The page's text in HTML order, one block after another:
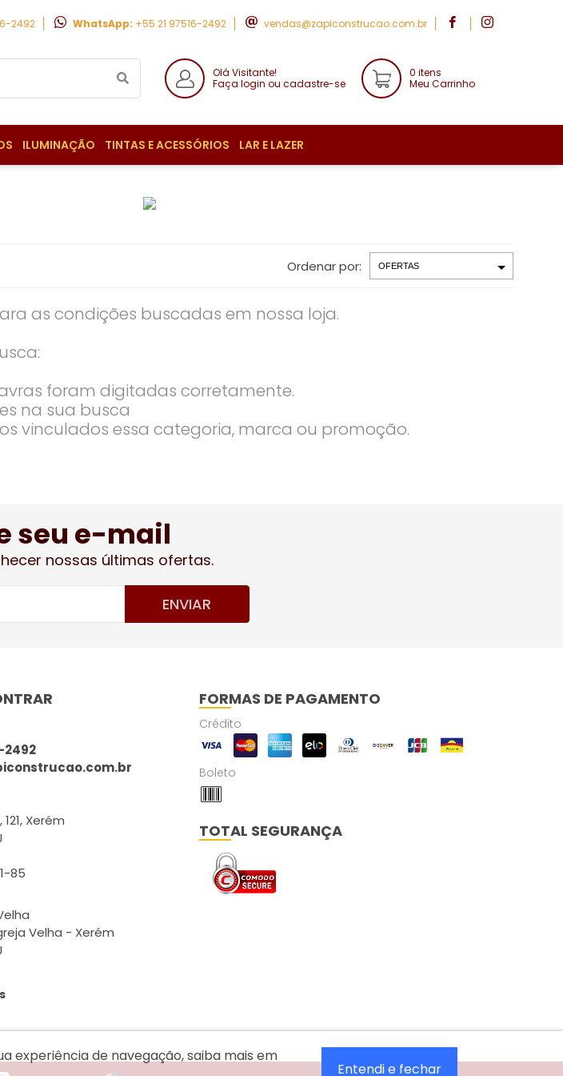
2492 WhatsApp: +55 21 97516-2492 vendas@zapiconstrucao.com.br
Olá Visitante!
Faça login ou cadastre-se
0 itens
Meu Carrinho
ILUMINAÇÃO TINTAS E ACESSÓRIOS LAR E LAZER
Ordenar por:
as condições buscadas em nossa loja.
foram digitadas corretamente.
na sua busca
vinculados essa categoria, marca ou promoção.
seu e-mail
nossas últimas ofertas.
ENVIAR
2492
Xerém
85
Velha - Xerém
FORMAS DE PAGAMENTO
Crédito
Boleto
TOTAL SEGURANÇA
experiência de navegação, saiba mais em
Entendi e fechar